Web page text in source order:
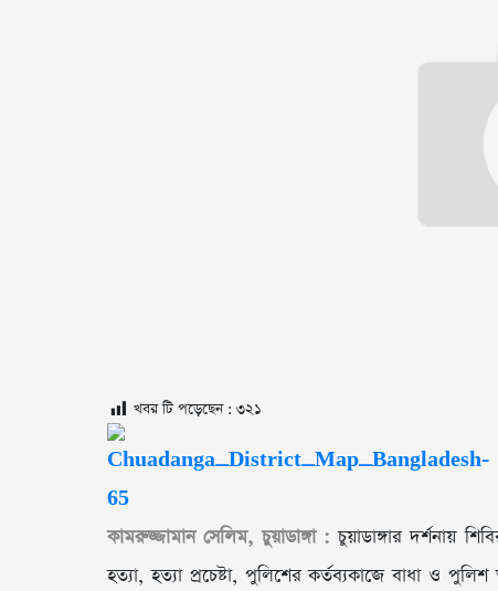
খবর টি পড়েছেন : ৩২১
কামরুজ্জামান সেলিম, চুয়াডাঙ্গা : চুয়াডাঙ্গার দর্শনায়
হত্যা, হত্যা প্রচেষ্টা, পুলিশের কর্তব্যকাজে বাধা ও